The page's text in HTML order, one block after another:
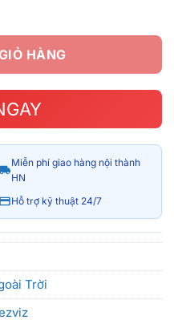
HÀNG
Miễn phí giao hàng nội thành
HN
Hỗ trợ kỹ thuật 24/7
Trời